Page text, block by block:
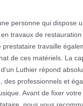
personne qui dispose
travaux de
prestataire travaille
de ces matériels. La
Luthier répond
des professionnels et
Avant de fixer